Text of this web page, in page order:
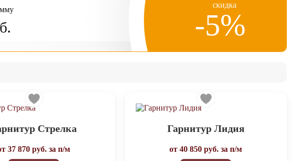
скидка
-5%
Стрелка
37 870 руб. за п/м
Гарнитур Лидия
от40 850 руб. за п/м